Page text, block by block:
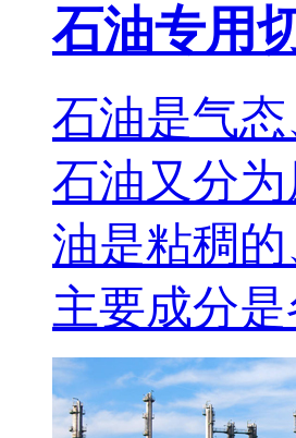
石油专用
石油是气
石油又分
油是粘稠
主要成分